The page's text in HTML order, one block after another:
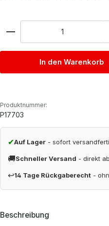
In den Warenkorb
Produktnummer:
P17703
✔Auf Lager - sofort
🚚Schneller Versand - direkt
↩14 Tage Rückgaberecht -
Beschreibung